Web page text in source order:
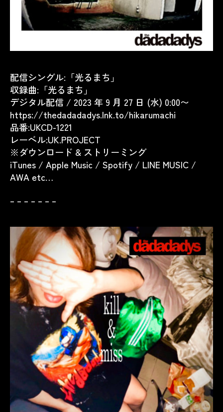
配信シングル:「光るまち」
収録曲:「光るまち」
デジタル配信 / 2023 年 9 月 27 日 (水) 0:00〜
https://thedadadadys.lnk.to/hikarumachi
品番:UKCD-1221
レーベル:UK.PROJECT
※ダウンロード & ストリーミング
iTunes / Apple Music / Spotify / LINE MUSIC /
AWA etc…
– – – – – – –